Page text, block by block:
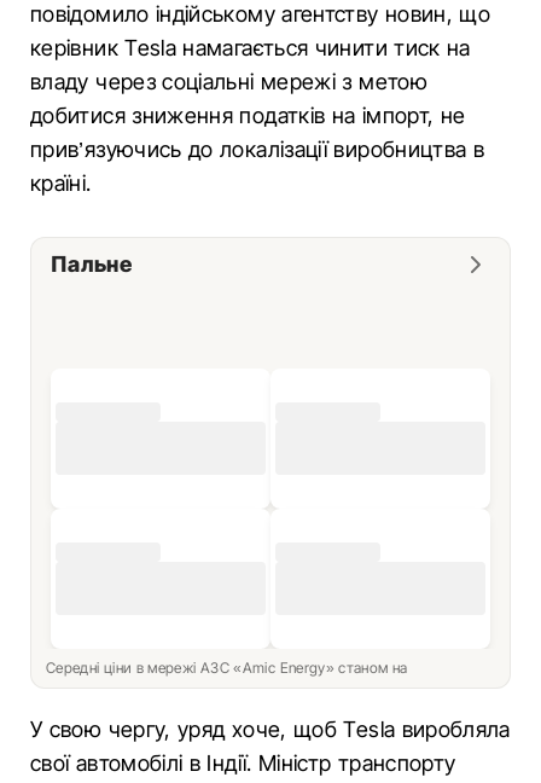
повідомило індійському агентству новин, що
керівник Tesla намагається чинити тиск на
владу через соціальні мережі з метою
добитися зниження податків на імпорт, не
прив’язуючись до локалізації виробництва в
країні.
Пальне
Середні ціни в мережі АЗС «Amic Energy» станом на
У свою чергу, уряд хоче, щоб Tesla виробляла
свої автомобілі в Індії. Міністр транспорту